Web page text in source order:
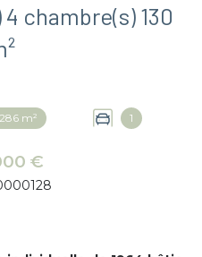
m² 1
€